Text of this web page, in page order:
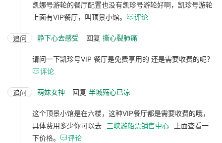
凯娜号游轮的餐厅配置也没有凯珍号游轮好啊，凯珍号游轮
上面有VIP餐厅，叫顶景小馆。 评论
追问 静下心去感受 回复 撕心裂肺痛
请问一下凯珍号VIP 餐厅是免费享用的 还是需要收费的呢？
评论
追问 萌妹女神 回复 半城殇心已凉
这个顶景小馆是在六楼，这种VIP餐厅都是需要收费的哦，
具体费用多少你可以去
三峡游船票销售中心
上面查看一
下价格。 评论